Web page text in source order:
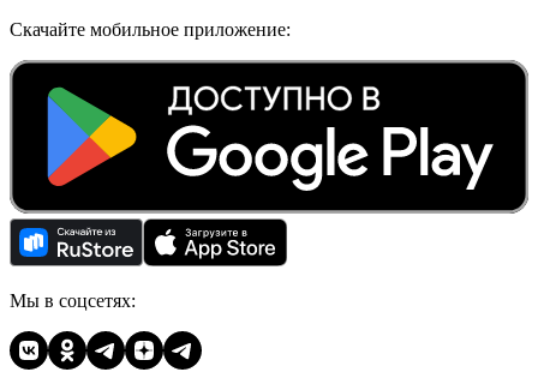
Скачайте мобильное приложение:
Мы в соцсетях: